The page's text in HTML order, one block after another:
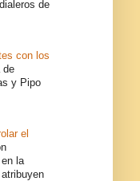
de
con los
de
y Pipo
el
la